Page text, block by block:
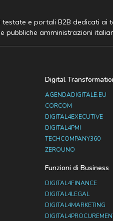
e portali B2B dedicati ai
pubbliche amministrazioni
Digital
AGENDADIGITALE.EU
CORCOM
DIGITAL4EXECUTIVE
DIGITAL4PMI
TECHCOMPANY360
ZEROUNO
Funzioni di Business
DIGITAL4FINANCE
DIGITAL4LEGAL
DIGITAL4MARKETING